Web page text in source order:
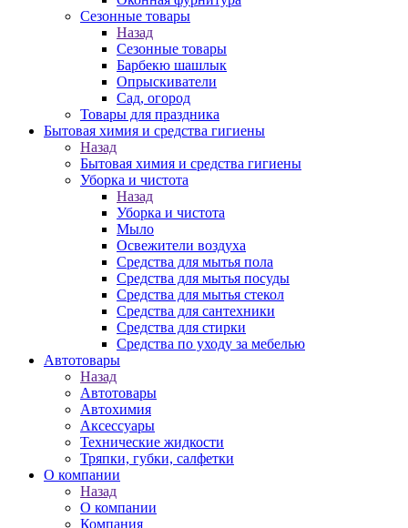
Сезонные товары
Назад
Сезонные товары
Барбекю шашлык
Опрыскиватели
Сад, огород
Товары для праздника
Бытовая химия и средства гигиены
Назад
Бытовая химия и средства гигиены
Уборка и чистота
Назад
Уборка и чистота
Мыло
Освежители воздуха
Средства для мытья пола
Средства для мытья посуды
Средства для мытья стекол
Средства для сантехники
Средства для стирки
Средства по уходу за мебелью
Автотовары
Назад
Автотовары
Автохимия
Аксессуары
Технические жидкости
Тряпки, губки, салфетки
О компании
Назад
О компании
Компания